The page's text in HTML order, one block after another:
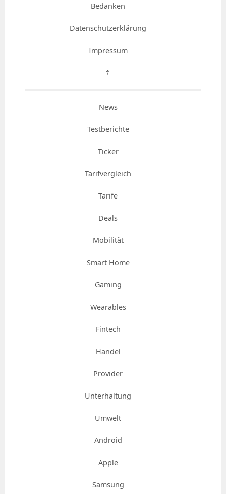
Bedanken
Datenschutzerklärung
Impressum
⇡
News
Testberichte
Ticker
Tarifvergleich
Tarife
Deals
Mobilität
Smart Home
Gaming
Wearables
Fintech
Handel
Provider
Unterhaltung
Umwelt
Android
Apple
Samsung